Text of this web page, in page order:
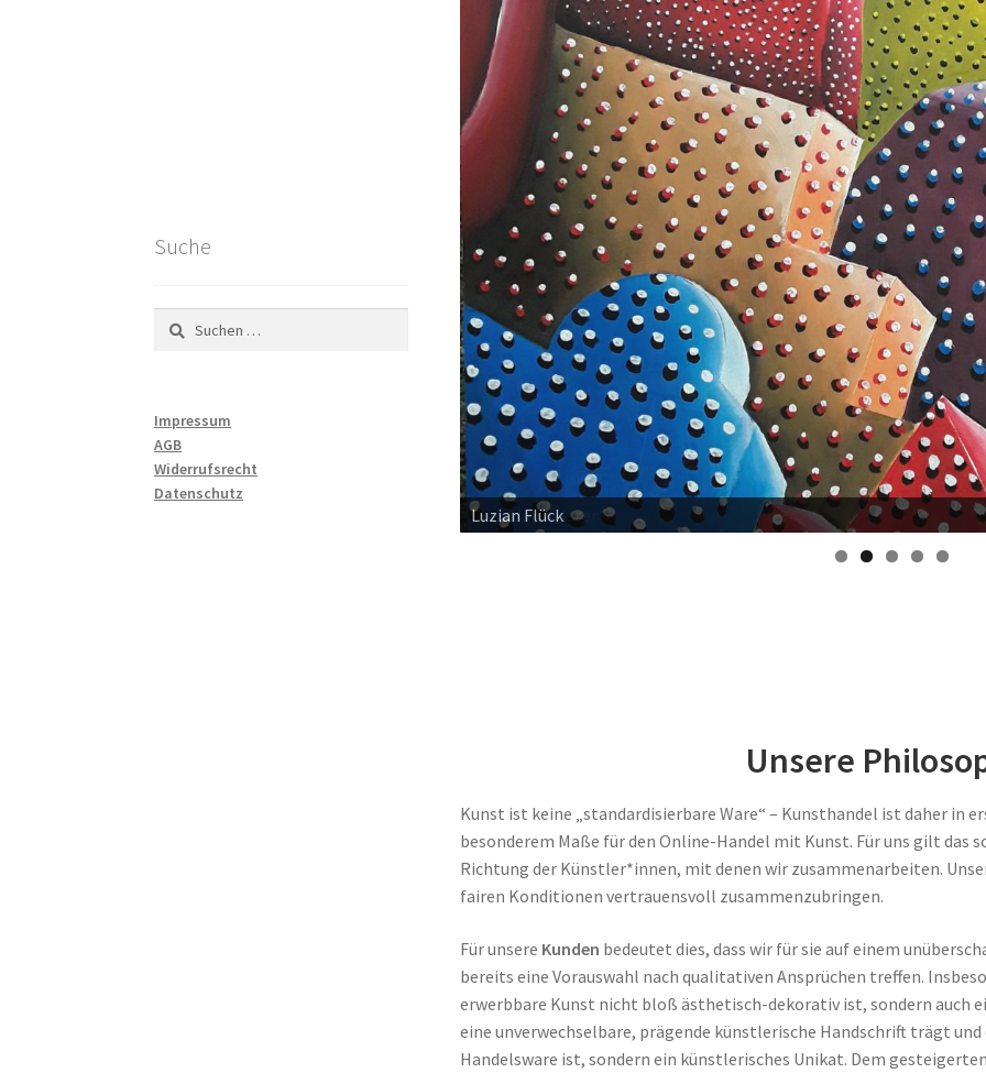
Christian Krieter
Unsere
Kunst ist keine „standardisierbare Ware“ – Kunsthandel ist daher in
besonderem Maße für den Online-Handel mit Kunst. Für uns gilt das
Richtung der Künstler*innen, mit denen wir zusammenarbeiten.
fairen Konditionen vertrauensvoll zusammenzubringen.
Für unsere Kunden bedeutet dies, dass wir für sie auf einem
bereits eine Vorauswahl nach qualitativen Ansprüchen treffen.
erwerbbare Kunst nicht bloß ästhetisch-dekorativ ist, sondern auch
eine unverwechselbare, prägende künstlerische Handschrift trägt
Handelsware ist, sondern ein künstlerisches Unikat. Dem
Suche
Suchen
nach:
Impressum
AGB
Widerrufsrecht
Datenschutz